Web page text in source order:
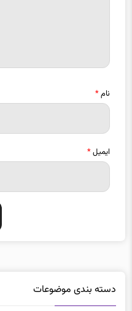
نام*
ایمیل*
دسته بندی موضوعات